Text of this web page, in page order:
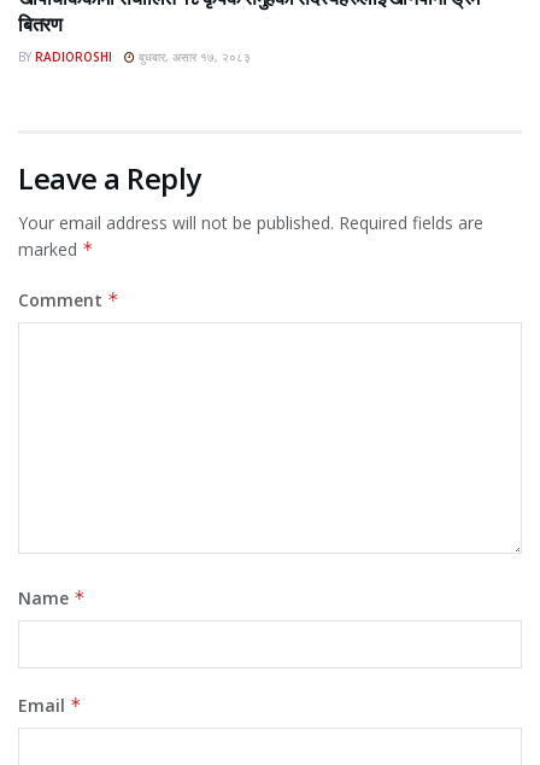
बितरण
BY RADIOROSHI बुधबार, असार १७, २०८३
Leave a Reply
Your email address will not be published. Required fields are
marked *
Comment *
Name *
Email *